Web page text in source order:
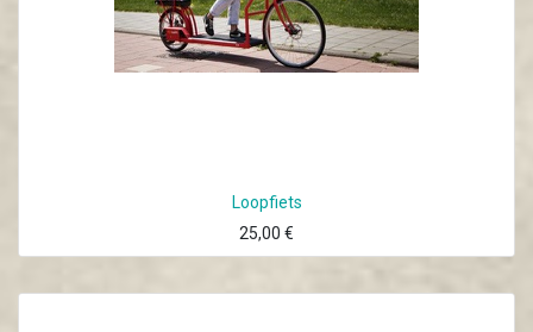
Loopfiets
25,00 €